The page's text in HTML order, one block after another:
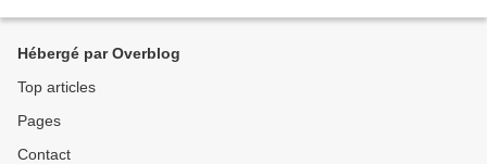
Hébergé par Overblog
Top articles
Pages
Contact